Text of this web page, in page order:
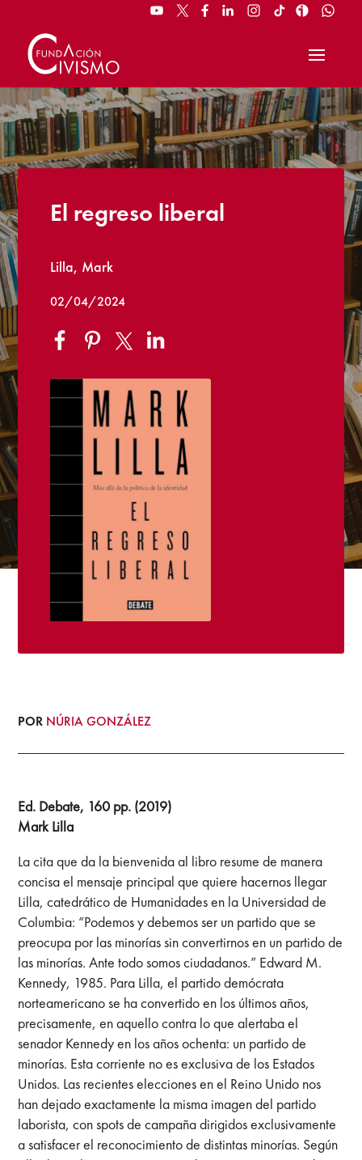
El regreso liberal
Lilla, Mark
02/04/2024
POR NÚRIA GONZÁLEZ
Ed. Debate, 160 pp. (2019)
Mark Lilla
La cita que da la bienvenida al libro resume de manera
concisa el mensaje principal que quiere hacernos llegar
Lilla, catedrático de Humanidades en la Universidad de
Columbia: “Podemos y debemos ser un partido que se
preocupa por las minorías sin convertirnos en un partido de
las minorías. Ante todo somos ciudadanos.” Edward M.
Kennedy, 1985. Para Lilla, el partido demócrata
norteamericano se ha convertido en los últimos años,
precisamente, en aquello contra lo que alertaba el
senador Kennedy en los años ochenta: un partido de
minorías. Esta corriente no es exclusiva de los Estados
Unidos. Las recientes elecciones en el Reino Unido nos
han dejado exactamente la misma imagen del partido
laborista, con spots de campaña dirigidos exclusivamente
a satisfacer el reconocimiento de distintas minorías. Según